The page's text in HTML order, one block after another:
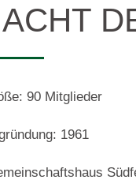
90 Mitglieder
1961